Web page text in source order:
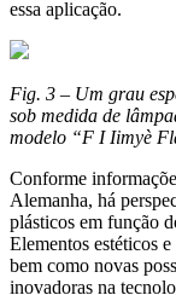
essa aplicação.
Fig. 3 – Um grau
sob medida de
modelo “F I Iimyè
Conforme
Alemanha, há
plásticos em função
Elementos estéticos e
bem como novas
inovadoras na